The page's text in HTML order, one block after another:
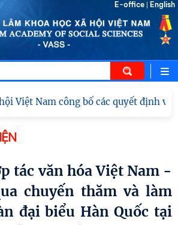
E-office English
Nam công bố các quyết định về công
chuyến thăm và làm
đại biểu Hàn Quốc tại